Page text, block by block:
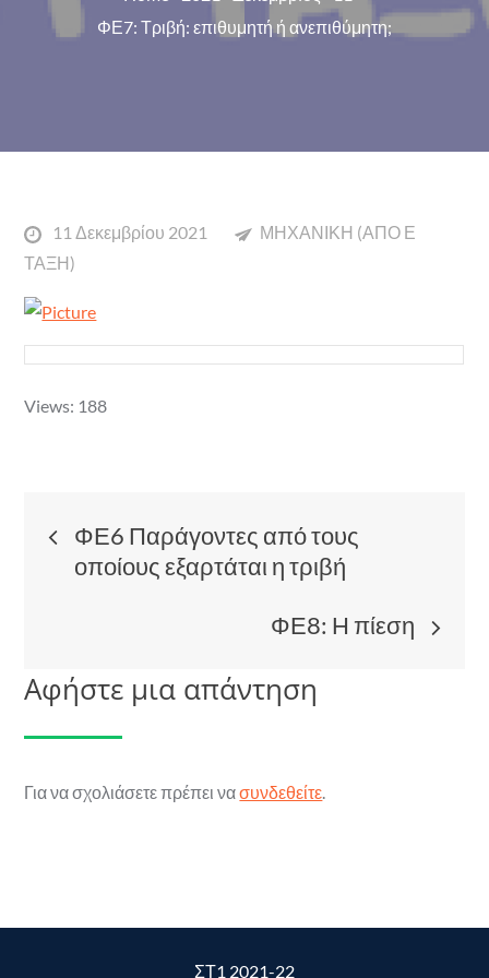
ΦΕ7: Τριβή: επιθυμητή ή ανεπιθύμητη;
Posted
on
11 Δεκεμβρίου 2021
ΜΗΧΑΝΙΚΗ (ΑΠΟ Ε
ΤΑΞΗ)
Views: 188
Πλοήγηση
άρθρων
ΦΕ6 Παράγοντες από τους
οποίους εξαρτάται η τριβή
ΦΕ8: Η πίεση
Αφήστε μια απάντηση
Για να σχολιάσετε πρέπει νασυνδεθείτε.
ΣΤ1 2021-22